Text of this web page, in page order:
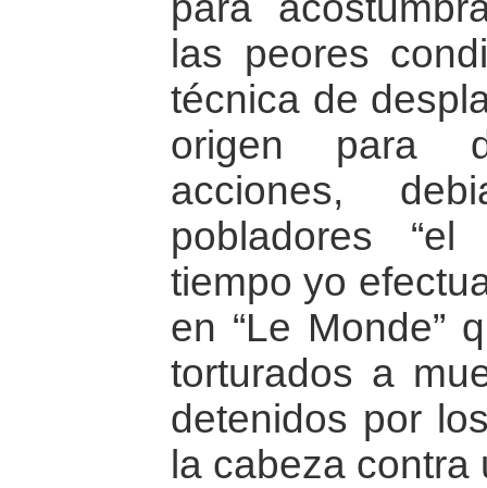
las peores
técnica de
origen para
acciones,
pobladores
tiempo yo
en “Le Monde”
torturados a
detenidos por
la cabeza